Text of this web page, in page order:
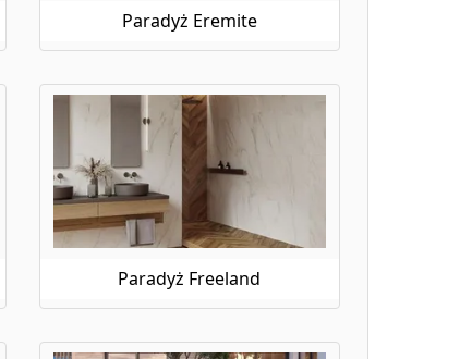
Paradyż Eremite
Paradyż Freeland